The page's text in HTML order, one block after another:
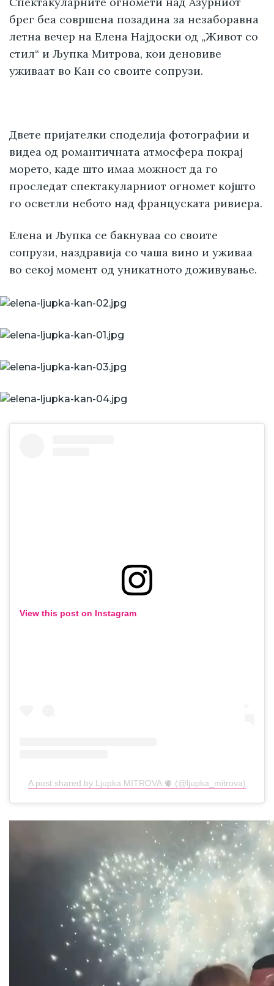
брег беа совршена позадина за незаборавна
летна вечер на Елена Најдоски од „Живот со
стил“ и Љупка Митрова, кои деновиве
уживаат во Кан со своите сопрузи.
Двете пријателки споделија фотографии и
видеа од романтичната атмосфера покрај
морето, каде што имаа можност да го
проследат спектакуларниот огномет којшто
го осветли небото над француската ривиера.
Елена и Љупка се бакнуваа со своите
сопрузи, наздравија со чаша вино и уживаа
во секој момент од уникатното доживување.
View this post on Instagram
A post shared by Ljupka MITROVA 🫀 (@ljupka_mitrova)